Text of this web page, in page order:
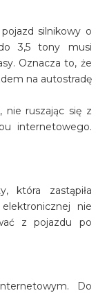
silnikowy o
3,5 tony musi
Oznacza to, że
na autostradę
nie ruszając się z
internetowego.
która zastąpiła
nie
z pojazdu po
Do